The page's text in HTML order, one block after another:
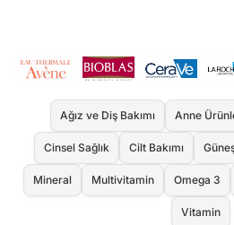
Ağız ve Diş Bakımı Anne
Cinsel Sağlık Cilt Bakımı
Mineral Multivitamin Omega 3
Vitamin